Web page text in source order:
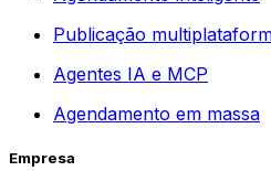
Publicação
Agentes IA e MCP
Agendamento em massa
Empresa